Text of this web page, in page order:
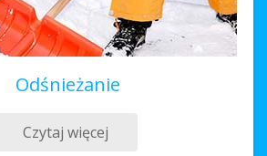
Odśnieżanie
Czytaj więcej